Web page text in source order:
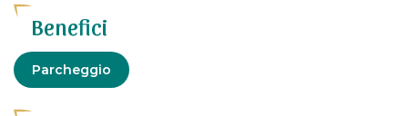
Benefici
Attrezzatura
Parcheggio